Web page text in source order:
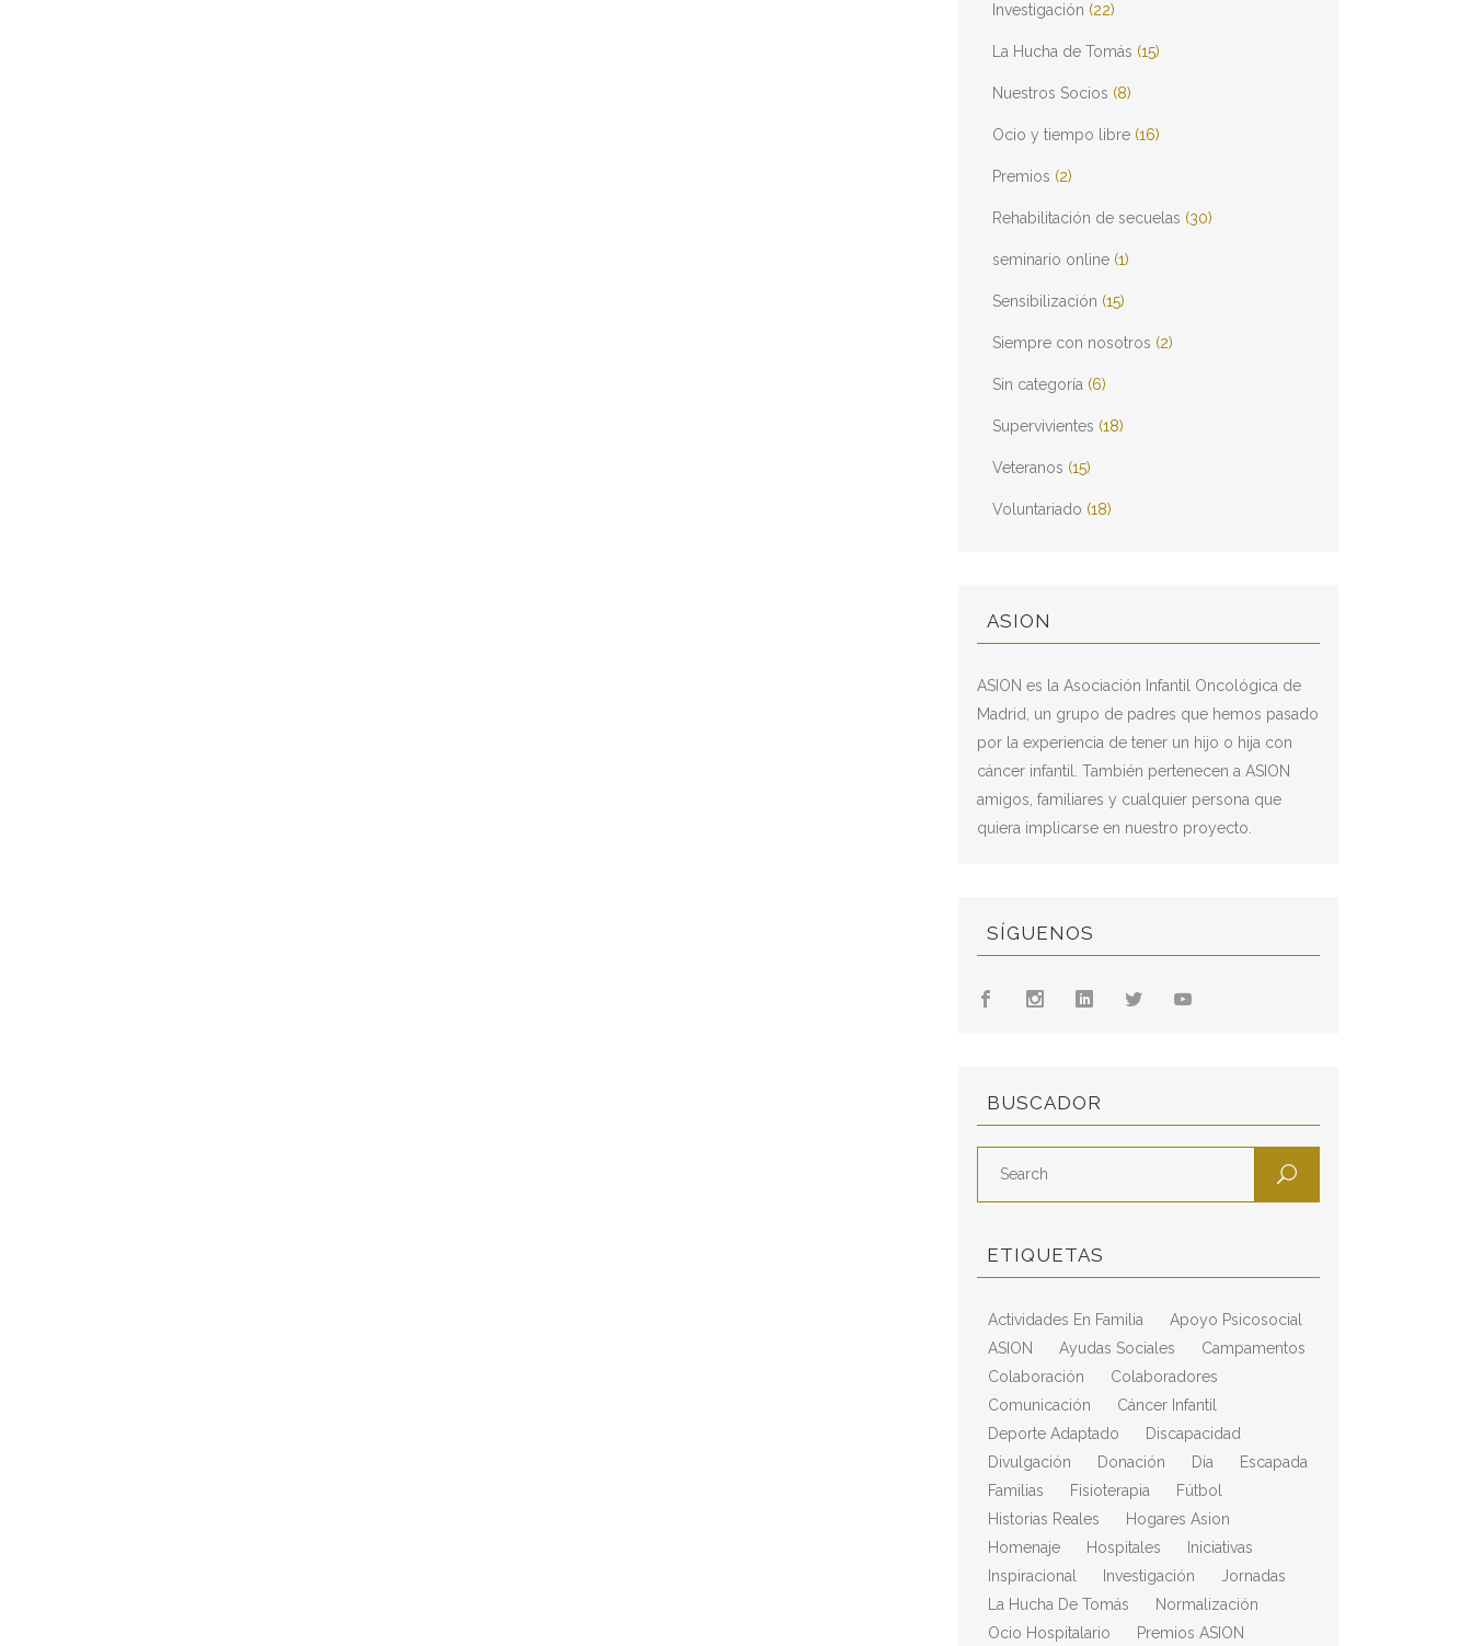
Investigación (22)
La Hucha de Tomás (15)
Nuestros Socios (8)
Ocio y tiempo libre (16)
Premios (2)
Rehabilitación de secuelas (30)
seminario online (1)
Sensibilización (15)
Siempre con nosotros (2)
Sin categoría (6)
Supervivientes (18)
Veteranos (15)
Voluntariado (18)
ASION
ASION es la Asociación Infantil Oncológica de
Madrid, un grupo de padres que hemos pasado
por la experiencia de tener un hijo o hija con
cáncer infantil. También pertenecen a ASION
amigos, familiares y cualquier persona que
quiera implicarse en nuestro proyecto.
SÍGUENOS
BUSCADOR
ETIQUETAS
Actividades En Familia
Apoyo Psicosocial
ASION
Ayudas Sociales
Campamentos
Colaboración
Colaboradores
Comunicación
Cáncer Infantil
Deporte Adaptado
Discapacidad
Divulgación
Donación Día
Escapada
Familias
Fisioterapia
Fútbol
Historias Reales
Hogares Asion
Homenaje
Hospitales
Iniciativas
Inspiracional
Investigación
Jornadas
La Hucha De Tomás
Normalización
Ocio Hospitalario
Premios ASION